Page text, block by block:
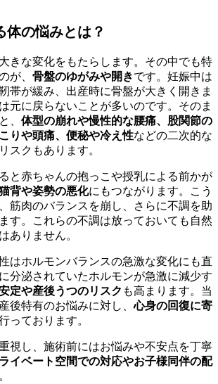
体の悩みとは？
きな変化をもたらします。その中でも特
が、 骨盤のゆがみや開きです。妊娠中は
帯が緩み、出産時に骨盤が大きく開きま
元に戻らないことが多いのです。そのま
、 体型の崩れや慢性的な腰痛、股関節の
りや頭痛、便秘や冷え性などの二次的な
スクもあります。
と赤ちゃんの抱っこや授乳による前かが
背や姿勢の悪化にもつながります。こう
筋肉のバランスを崩し、さらに不調を助
す。これらの不調は放っておいても自然
ありません。
はホルモンバランスの急激な変化にも直
分泌されていたホルモンが急激に減少す
定や産後うつのリスク も高まります。当
後特有のお悩みに対し、心身の回復に寄
っております。
視し、施術前にはお悩みや不安点を丁寧
イベート空間での対応やお子様同伴の配